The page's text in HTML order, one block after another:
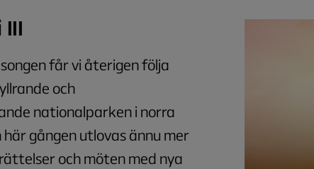
III
får vi återigen följa
och
nationalparken i norra
här gången utlovas ännu mer
och möten med nya